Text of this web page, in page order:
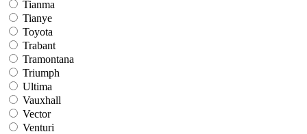
Tianma
Tianye
Toyota
Trabant
Tramontana
Triumph
Ultima
Vauxhall
Vector
Venturi